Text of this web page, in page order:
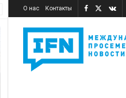
О нас Контакты